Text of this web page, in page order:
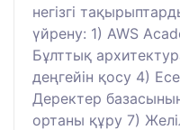
негізгі
үйрену: 1) AWS
Бұлттық
деңгейін қосу 4)
Деректер
ортаны құру 7)